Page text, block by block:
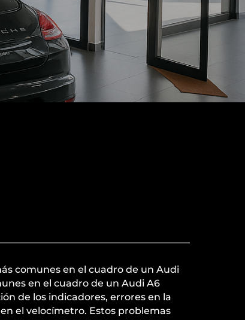
comunes en el cuadro de un Audi
en el cuadro de un Audi A6
de los indicadores, errores en la
el velocímetro. Estos problemas